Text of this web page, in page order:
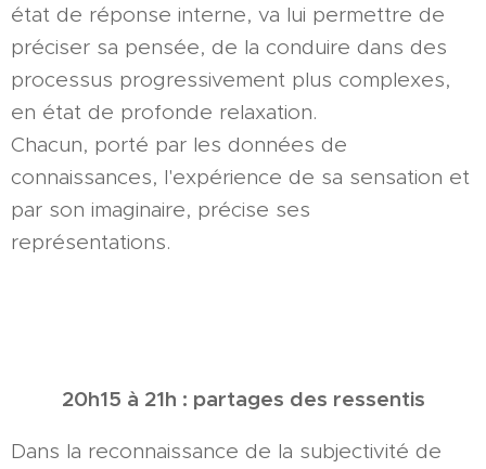
état de réponse interne, va lui permettre de
préciser sa pensée, de la conduire dans des
processus progressivement plus complexes,
en état de profonde relaxation.
Chacun, porté par les données de
connaissances, l'expérience de sa sensation et
par son imaginaire, précise ses
représentations.
20h15 à 21h : partages des ressentis
Dans la reconnaissance de la subjectivité de